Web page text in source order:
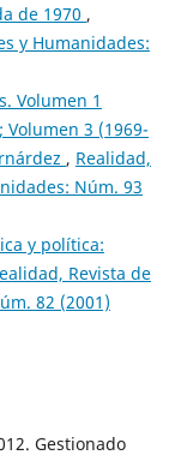
de 1970 ,
y Humanidades:
Volumen 1
Volumen 3 (1969-
, Realidad,
Núm. 93
y política:
Revista de
82 (2001)
Gestionado